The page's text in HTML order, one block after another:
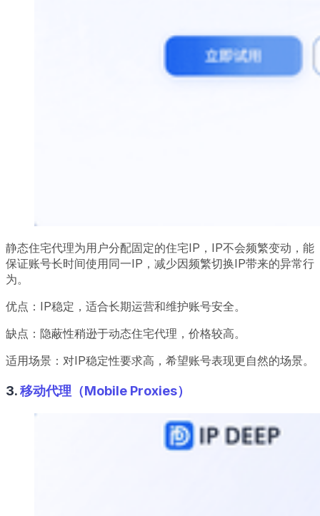
静态住宅代理为用户分配固定的住宅IP，IP不会频繁变动，能
保证账号长时间使用同一IP，减少因频繁切换IP带来的异常行
为。
优点：IP稳定，适合长期运营和维护账号安全。
缺点：隐蔽性稍逊于动态住宅代理，价格较高。
适用场景：对IP稳定性要求高，希望账号表现更自然的场景。
3.移动代理（Mobile Proxies）